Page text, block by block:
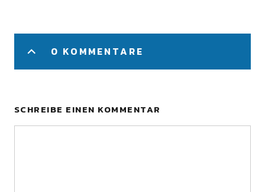
0 KOMMENTARE
SCHREIBE EINEN KOMMENTAR